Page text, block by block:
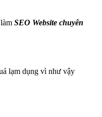
SEO Website chuyên
lạm dụng vì như vậy